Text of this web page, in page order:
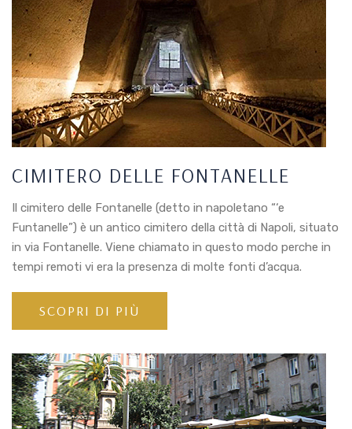
CIMITERO DELLE FONTANELLE
Il cimitero delle Fontanelle (detto in napoletano “‘e
Funtanelle”) è un antico cimitero della città di Napoli, situato
in via Fontanelle. Viene chiamato in questo modo perche in
tempi remoti vi era la presenza di molte fonti d’acqua.
SCOPRI DI PIÙ